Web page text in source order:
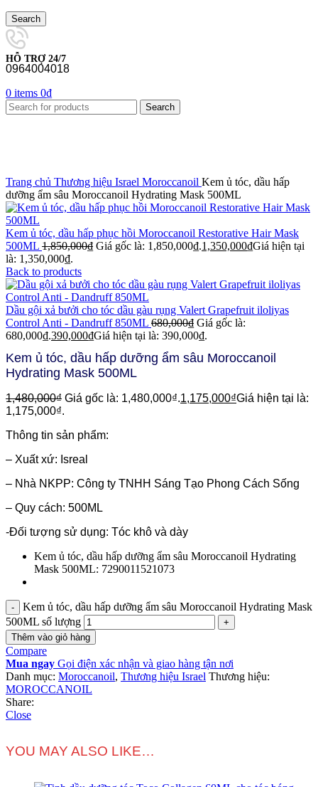
Search
HỖ TRỢ 24/7
0964004018
0 items 0₫
Search
Trang chủ Thương hiệu Israel Moroccanoil Kem ủ tóc, dầu hấp
dưỡng ẩm sâu Moroccanoil Hydrating Mask 500ML
Kem ủ tóc, dầu hấp phục hồi Moroccanoil Restorative Hair Mask
500ML 1,850,000₫ Giá gốc là: 1,850,000₫.1,350,000₫Giá hiện tại
là: 1,350,000₫.
Back to products
Dầu gội xả bưởi cho tóc dầu gàu rụng Valert Grapefruit iloliyas
Control Anti - Dandruff 850ML 680,000₫ Giá gốc là:
680,000₫.390,000₫Giá hiện tại là: 390,000₫.
Kem ủ tóc, dầu hấp dưỡng ẩm sâu Moroccanoil
Hydrating Mask 500ML
1,480,000₫ Giá gốc là: 1,480,000₫.1,175,000₫Giá hiện tại là:
1,175,000₫.
Thông tin sản phẩm:
– Xuất xứ: Isreal
– Nhà NKPP: Công ty TNHH Sáng Tạo Phong Cách Sống
– Quy cách: 500ML
-Đối tượng sử dụng: Tóc khô và dày
Kem ủ tóc, dầu hấp dưỡng ẩm sâu Moroccanoil Hydrating
Mask 500ML: 7290011521073
Kem ủ tóc, dầu hấp dưỡng ẩm sâu Moroccanoil Hydrating Mask
500ML số lượng
Thêm vào giỏ hàng
Compare
Mua ngay Gọi điện xác nhận và giao hàng tận nơi
Danh mục: Moroccanoil, Thương hiệu Israel Thương hiệu:
MOROCCANOIL
Share:
Close
YOU MAY ALSO LIKE…